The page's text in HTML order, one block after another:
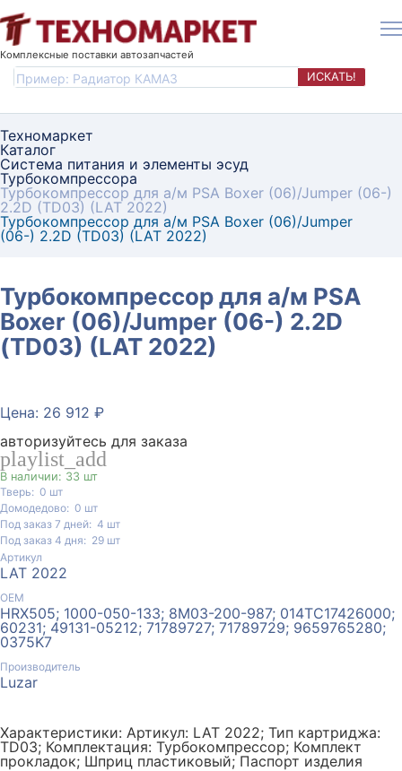
Комплексные поставки автозапчастей
ИСКАТЬ!
Техномаркет
Каталог
Система питания и элементы эсуд
Турбокомпрессора
Турбокомпрессор для а/м PSA Boxer (06)/Jumper (06-)
2.2D (TD03) (LAT 2022)
Турбокомпрессор для а/м PSA Boxer (06)/Jumper
(06-) 2.2D (TD03) (LAT 2022)
Турбокомпрессор для а/м PSA
Boxer (06)/Jumper (06-) 2.2D
(TD03) (LAT 2022)
Цена: 26 912 ₽
авторизуйтесь для заказа
playlist_add
В наличии: 33 шт
Тверь: 0 шт
Домодедово: 0 шт
Под заказ 7 дней: 4 шт
Под заказ 4 дня: 29 шт
Артикул
LAT 2022
ОЕМ
HRX505; 1000-050-133; 8M03-200-987; 014TC17426000;
60231; 49131-05212; 71789727; 71789729; 9659765280;
0375K7
Производитель
Luzar
Характеристики: Артикул: LAT 2022; Тип картриджа:
TD03; Комплектация: Турбокомпрессор; Комплект
прокладок; Шприц пластиковый; Паспорт изделия